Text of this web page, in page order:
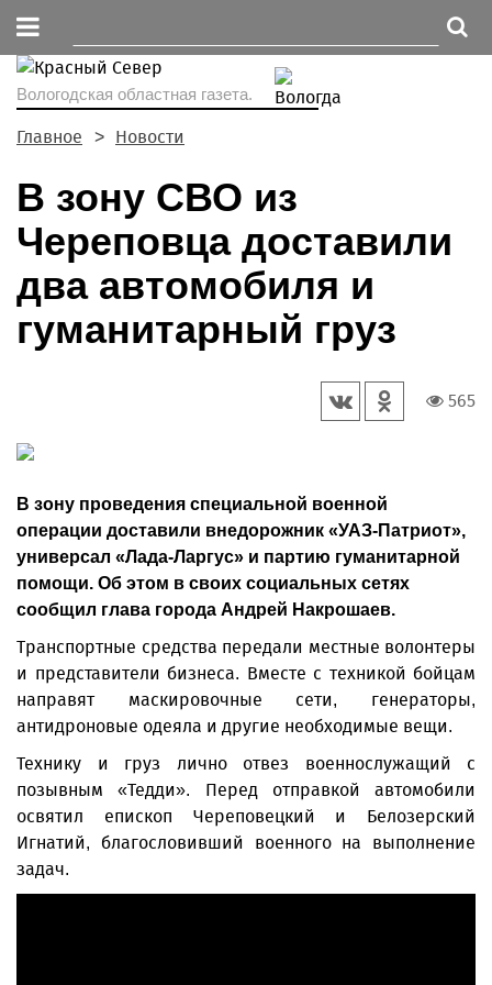
Вологодская областная газета.
Главное Новости
В зону СВО из
Череповца доставили
два автомобиля и
гуманитарный груз
565
В зону проведения специальной военной
операции доставили внедорожник «УАЗ-Патриот»,
универсал «Лада-Ларгус» и партию гуманитарной
помощи. Об этом в своих социальных сетях
сообщил глава города Андрей Накрошаев.
Транспортные средства передали местные волонтеры
и представители бизнеса. Вместе с техникой бойцам
направят маскировочные сети, генераторы,
антидроновые одеяла и другие необходимые вещи.
Технику и груз лично отвез военнослужащий с
позывным «Тедди». Перед отправкой автомобили
освятил епископ Череповецкий и Белозерский
Игнатий, благословивший военного на выполнение
задач.